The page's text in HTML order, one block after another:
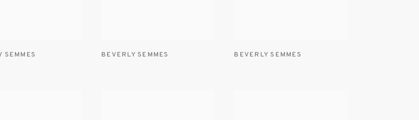
SEMMES BEVERLY SEMMES BEVERLY SEMMES